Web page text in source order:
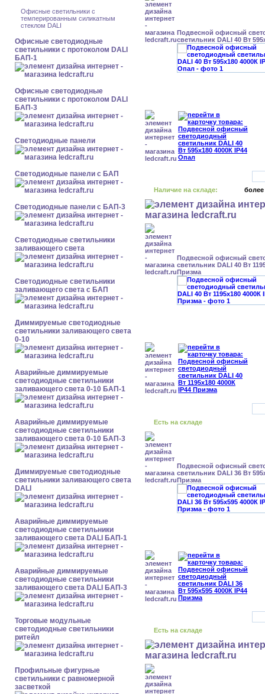
Офисные светильники с
темперированным силикатным
стеклом DALI
Офисные светодиодные
светильники с протоколом DALI
БАП-1
Офисные светодиодные
светильники с протоколом DALI
БАП-3
Cветодиодные панели
Cветодиодные панели с БАП
Cветодиодные панели с БАП-3
Светодиодные светильники
заливающего света
Светодиодные светильники
заливающего света с БАП
Диммируемые светодиодные
светильники заливающего света
0-10
Аварийные диммируемые
светодиодные светильники
заливающего света 0-10 БАП-1
Аварийные диммируемые
светодиодные светильники
заливающего света 0-10 БАП-3
Диммируемые светодиодные
светильники заливающего света
DALI
Аварийные диммируемые
светодиодные светильники
заливающего света DALI БАП-1
Аварийные диммируемые
светодиодные светильники
заливающего света DALI БАП-3
Торговые модульные
светодиодные светильники
ритейл
Профильные фигурные
светильники с равномерной
засветкой
Подвесной офисный
светильник DALI 40 Вт
Наличие на складе: более
Подвесной офисный
светильник DALI 40 Вт
Призма
Есть на складе
Подвесной офисный
светильник DALI 36 Вт
Призма
Есть на складе